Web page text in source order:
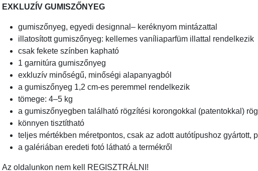
EXKLUZÍV GUMISZŐNYEG
gumiszőnyeg, egyedi designnal– keréknyom mintázattal
illatosított gumiszőnyeg: kellemes vaníliaparfüm illattal rendelkezik
csak fekete színben kapható
1 garnitúra gumiszőnyeg
exkluzív minőségű, minőségi alapanyagból
a gumiszőnyeg 1,2 cm-es peremmel rendelkezik
tömege: 4–5 kg
a gumiszőnyegben található rögzítési korongokkal (patentokkal)
könnyen tisztítható
teljes mértékben méretpontos, csak az adott autótípushoz
a galériában eredeti fotó látható a termékről
Az oldalunkon nem kell REGISZTRÁLNI!